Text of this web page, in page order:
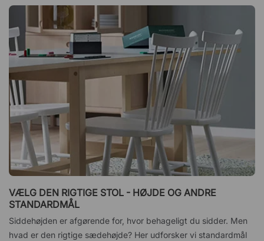
VÆLG DEN RIGTIGE STOL - HØJDE OG ANDRE
STANDARDMÅL
Siddehøjden er afgørende for, hvor behageligt du sidder. Men
hvad er den rigtige sædehøjde? Her udforsker vi standardmål